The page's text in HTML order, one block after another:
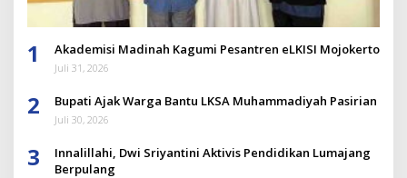
1 Akademisi Madinah Kagumi Pesantren eLKISI Mojokerto
Juli 31, 2026
2 Bupati Ajak Warga Bantu LKSA Muhammadiyah Pasirian
Juli 30, 2026
3
Innalillahi, Dwi Sriyantini Aktivis Pendidikan Lumajang
Berpulang